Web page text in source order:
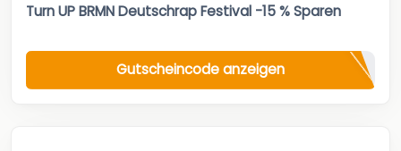
Turn UP BRMN Deutschrap Festival -15 % Sparen
Gutscheincode anzeigen